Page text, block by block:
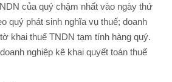
của quý chậm nhất vào ngày thứ
quý phát sinh nghĩa vụ thuế; doanh
khai thuế TNDN tạm tính hàng quý.
nghiệp kê khai quyết toán thuế